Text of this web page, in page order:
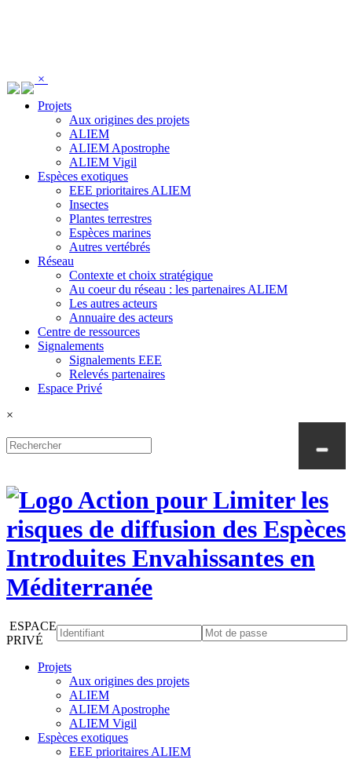
×
Projets
Aux origines des projets
ALIEM
ALIEM Apostrophe
ALIEM Vigil
Espèces exotiques
EEE prioritaires ALIEM
Insectes
Plantes terrestres
Espèces marines
Autres vertébrés
Réseau
Contexte et choix stratégique
Au coeur du réseau : les partenaires ALIEM
Les autres acteurs
Annuaire des acteurs
Centre de ressources
Signalements
Signalements EEE
Relevés partenaires
Espace Privé
×
ESPACE
PRIVÉ
Projets
Aux origines des projets
ALIEM
ALIEM Apostrophe
ALIEM Vigil
Espèces exotiques
EEE prioritaires ALIEM